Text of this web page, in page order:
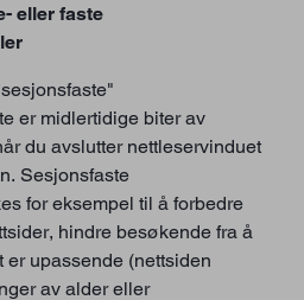
eller faste
er midlertidige biter av
du avslutter nettleservinduet
Sesjonsfaste
for eksempel til å forbedre
hindre besøkende fra å
upassende (nettsiden
av alder eller